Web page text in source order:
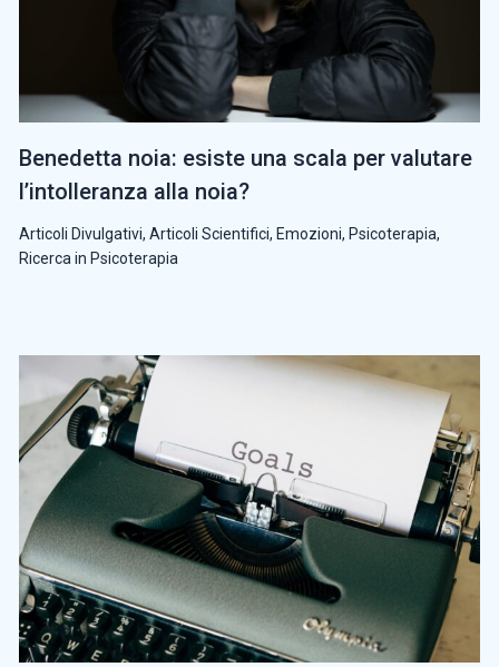
Benedetta noia: esiste una scala per valutare
l’intolleranza alla noia?
Articoli Divulgativi, Articoli Scientifici, Emozioni, Psicoterapia,
Ricerca in Psicoterapia